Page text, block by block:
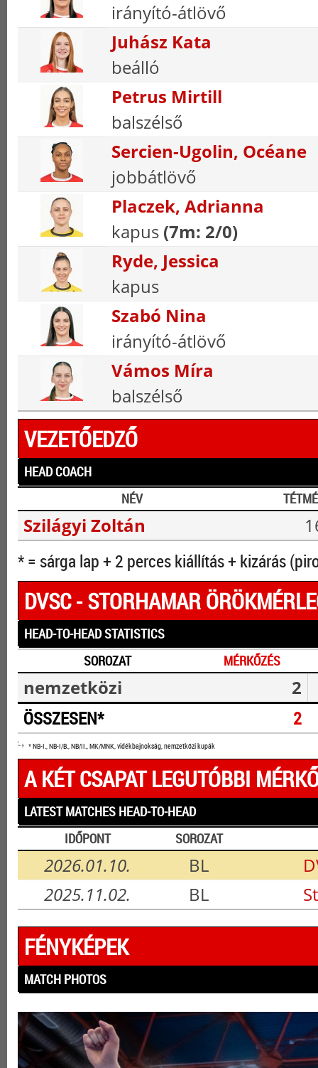
irányító-átlövő
Juhász Kata
beálló
Petrus Mirtill
balszélső
Sercien-Ugolin, Océane
jobbátlövő
Placzek, Adrianna
kapus (7m: 2/0)
Ryde, Jessica
kapus
Szabó Nina
irányító-átlövő
Vámos Míra
balszélső
VEZETŐEDZŐ
HEAD COACH
NÉV
Szilágyi Zoltán
* = sárga lap + 2 perces kiállítás + kizárás
DVSC - STORHAMAR
HEAD-TO-HEAD STATISTICS
SOROZAT
MÉRKŐZÉS
nemzetközi 2
ÖSSZESEN* 2
* NB-I., NB-I/B., NB/II., MK/MNK, vidékbajnokság, nemzetközi kupák
A KÉT CSAPAT LEGUTÓBBI
LATEST MATCHES HEAD-TO-HEAD
IDŐPONT
SOROZAT
2026.01.10. BL
2025.11.02.
BL
FÉNYKÉPEK
MATCH PHOTOS